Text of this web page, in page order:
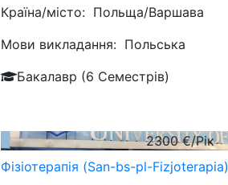
Країна/місто: Польща/Варшава
Мови викладання: Польська
Бакалавр (6 Семестрів)
2300€/Рік
Фізіотерапія (San-bs-pl-Fizjoterapia)